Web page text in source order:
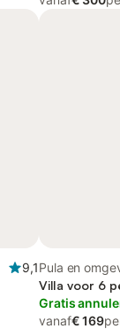
9,1Pula en
Cagliari
Villa voor 6
Gratis
vanaf€ 169